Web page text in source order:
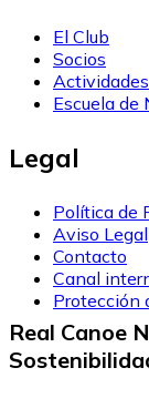
El Club
Socios
Actividades
Escuela de
Legal
Política de
Aviso Legal
Contacto
Canal
Protección
Real Canoe